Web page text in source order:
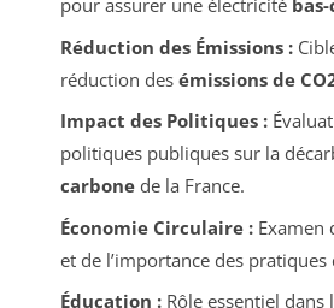
pour assurer une électricité
Réduction des Émissions :
réduction des émissions de
Impact des Politiques :
politiques publiques sur la
carbonede la France.
Économie Circulaire :Examen
et de l’importance des pratiques
Éducation :Rôle essentiel dans